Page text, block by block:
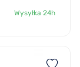
Wysyłka 24h